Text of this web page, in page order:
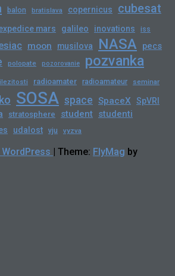
balon bratislava copernicus cubesat
mars galileo inovations iss
moon musilova NASA pecs
polopate pozorovanie pozvanka
radioamater radioamateur seminar
SOSA space SpaceX SpVRI
stratosphere student studenti
udalost vju vyzva
| Theme: FlyMag by